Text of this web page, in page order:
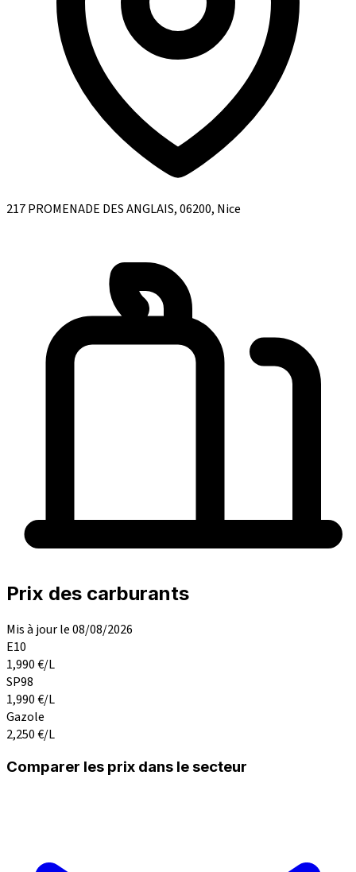
217 PROMENADE DES ANGLAIS, 06200, Nice
Prix des carburants
Mis à jour le 08/08/2026
E10
1,990€/L
SP98
1,990€/L
Gazole
2,250€/L
Comparer les prix dans le secteur